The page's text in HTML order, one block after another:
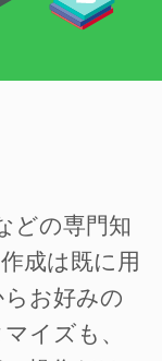
どの専門知
成は既に用
お好みの
イズも、